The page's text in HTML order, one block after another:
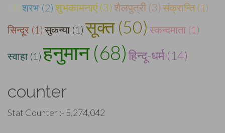
(4) शरभ (2) शुभकामनाएं (3) शैलपुत्री (3) संक्रान्ति (1)
सिन्दूर (1) सुकन्या (1) सूक्त (50) स्कन्दमाता (1)
स्वाहा (1) हनुमान (68) हिन्दू-धर्म (14)
counter
Stat Counter :- 5,274,042